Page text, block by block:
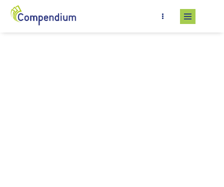
Salta al contenuto principale